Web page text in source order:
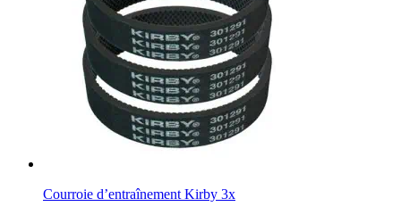
Courroie d’entraînement Kirby 3x